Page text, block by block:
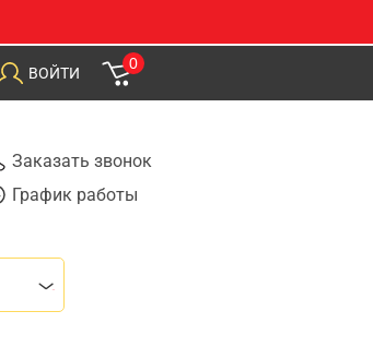
ВОЙТИ
0
Заказать звонок
График работы